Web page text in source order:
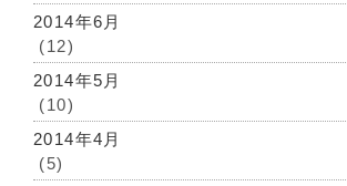
2014年6月
(12)
2014年5月
(10)
2014年4月
(5)